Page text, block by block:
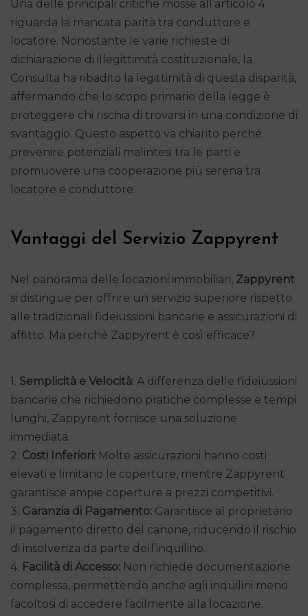
Una delle principali critiche mosse all’articolo 4
riguarda la mancata parità tra conduttore e
locatore. Nonostante le varie richieste di
dichiarazione di illegittimità costituzionale, la
Consulta ha ribadito la legittimità di questa disparità,
affermando che lo scopo primario della legge è
proteggere chi rischia di trovarsi in una condizione di
svantaggio. Questo aspetto va chiarito perché
prevenire potenziali malintesi tra le parti e
promuovere una cooperazione più serena tra
locatore e conduttore.
Vantaggi del Servizio Zappyrent
Nel panorama delle locazioni immobiliari, Zappyrent
si distingue per offrire un servizio superiore rispetto
alle tradizionali fideiussioni bancarie e assicurazioni di
affitto. Ma perché Zappyrent è così efficace?
1. Semplicità e Velocità: A differenza delle fideiussioni
bancarie che richiedono pratiche complesse e tempi
lunghi, Zappyrent fornisce una soluzione
immediata.
2. Costi Inferiori: Molte assicurazioni hanno costi
elevati e limitano le coperture, mentre Zappyrent
garantisce ampie coperture a prezzi competitivi.
3. Garanzia di Pagamento: Garantisce al proprietario
il pagamento diretto del canone, riducendo il rischio
di insolvenza da parte dell’inquilino.
4. Facilità di Accesso: Non richiede documentazione
complessa, permettendo anche agli inquilini meno
facoltosi di accedere facilmente alla locazione.